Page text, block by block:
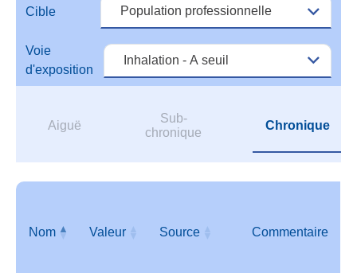
Cible
Voie
d'exposition
Aiguë
Sub-
chronique
Chronique
Nom Valeur Source Commentaire